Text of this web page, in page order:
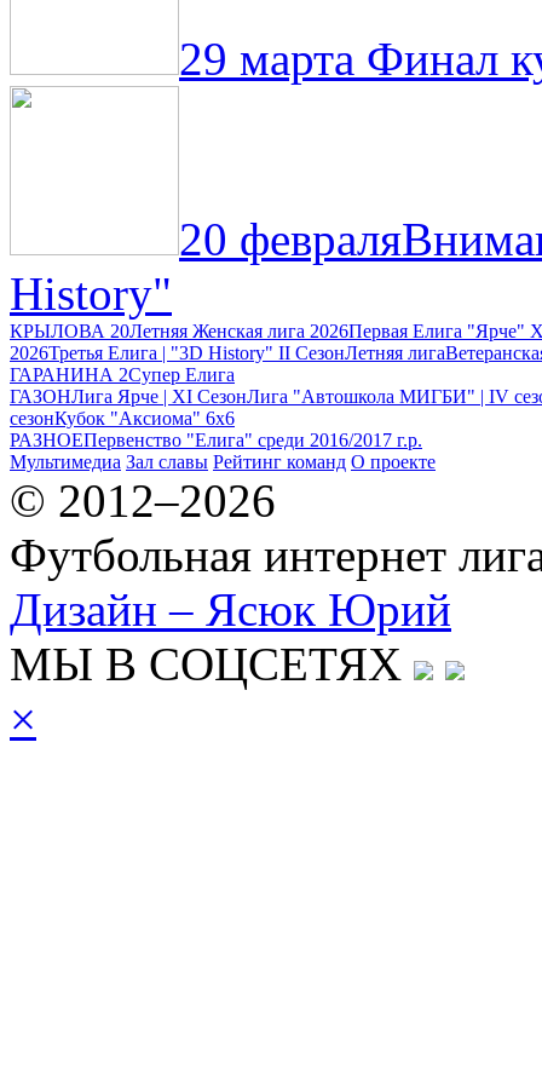
29 марта Финал
20 февраля
History"
КРЫЛОВА 20Летняя Женская лига 2026Первая Елига "Ярче"
2026Третья Елига | "3D History" II СезонЛетняя лига
ГАРАНИНА 2Супер Елига
ГАЗОНЛига Ярче | XI СезонЛига "Автошкола МИГБИ" | IV
сезонКубок "Аксиома" 6x6
РАЗНОЕПервенство "Елига" среди 2016/2017 г.р.
Мультимедиа Зал славы Рейтинг команд О проекте
© 2012–2026
Футбольная интернет
Дизайн – Ясюк Юрий
МЫ В СОЦСЕТЯХ
×